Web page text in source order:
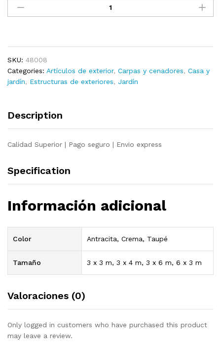
tela
m
quantity
SKU: 48008
Categories: Artículos de exterior, Carpas y cenadores, Casa y
jardín, Estructuras de exteriores, Jardín
Description
Calidad Superior | Pago seguro | Envio express
Specification
Información adicional
Color Antracita, Crema, Taupé
Tamaño 3 x 3 m, 3 x 4 m, 3 x 6 m, 6 x 3 m
Valoraciones (0)
Only logged in customers who have purchased this product
may leave a review.